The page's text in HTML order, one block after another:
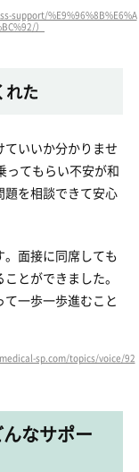
support/%E9%96%8B%E6%A
）
れた
いいか分かりませ
ってもらい不安が和
題を相談できて安心
面接に同席しても
とができました。
一歩一歩進むこと
sp.com/topics/voice/92
なサポー